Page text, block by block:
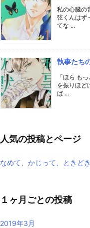
私の心臓の
弦くんはず
てな ...
執事たち
「ほら も
を振りほど
ば ...
人気の投稿とページ
なめて、かじって、ときど
１ヶ月ごとの投稿
2019年3月